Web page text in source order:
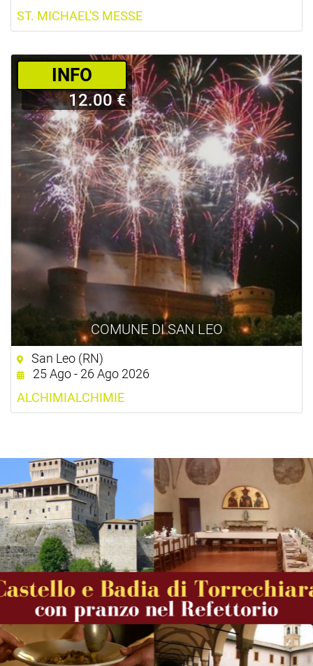
ST. MICHAEL'S MESSE
COMUNE DI SAN LEO
­INFO
12.00 €
San Leo (RN)
25 Ago - 26 Ago 2026
ALCHIMIALCHIMIE